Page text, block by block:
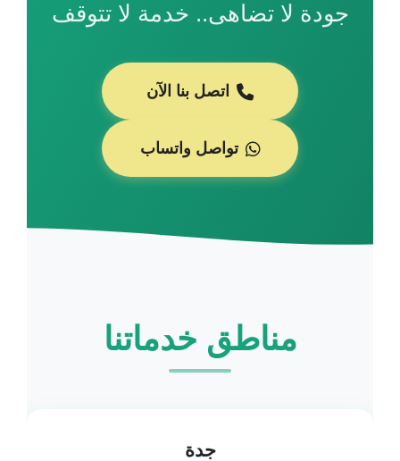
جودة لا تضاهى.. خدمة لا تتوقف
اتصل بنا الآن
تواصل واتساب
مناطق خدماتنا
جدة